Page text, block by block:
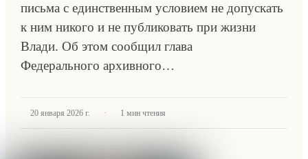
письма с единственным условием не допускать
к ним никого и не публиковать при жизни
Влади. Об этом сообщил глава
Федерального архивного…
20 января 2026 г. · 1 мин чтения